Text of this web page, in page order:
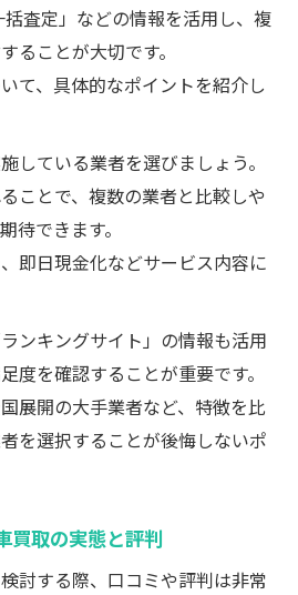
査定」などの情報を活用し、複
ることが大切です。
て、具体的なポイントを紹介し
している業者を選びましょう。
ことで、複数の業者と比較しや
待できます。
即日現金化などサービス内容に
ンキングサイト」の情報も活用
度を確認することが重要です。
展開の大手業者など、特徴を比
を選択することが後悔しないポ
買取の実態と評判
討する際、口コミや評判は非常